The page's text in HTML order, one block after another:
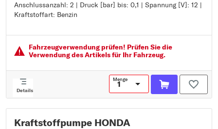
Anschlussanzahl: 2 | Druck [bar] bis: 0,1 | Spannung [V]: 12 |
Kraftstoffart: Benzin
Durchmesser 1 [mm]: 8
Durchmesser 2 [mm]: 8
Anschlussanzahl: 2
Druck [bar] bis: 0,1
Spannung [V]: 12
Fahrzeugver­wendung prüfen! Prüfen Sie die
Verwendung des Artikels für Ihr Fahrzeug.
Details
Menge
Kraftstoffpumpe HONDA